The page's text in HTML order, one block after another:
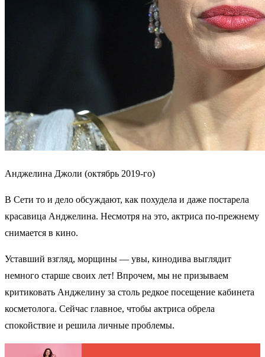
Анджелина Джоли (октябрь 2019-го)
В Сети то и дело обсуждают, как похудела и даже постарела
красавица Анджелина. Несмотря на это, актриса по-прежнему
снимается в кино.
Уставший взгляд, морщины — увы, кинодива выглядит
немного старше своих лет! Впрочем, мы не призываем
критиковать Анджелину за столь редкое посещение кабинета
косметолога. Сейчас главное, чтобы актриса обрела
спокойствие и решила личные проблемы.